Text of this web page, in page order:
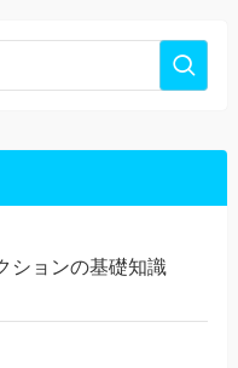
ションの基礎知識